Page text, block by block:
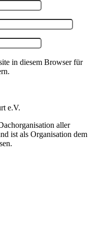
in diesem Browser für
e.V.
aller
ist als Organisation dem